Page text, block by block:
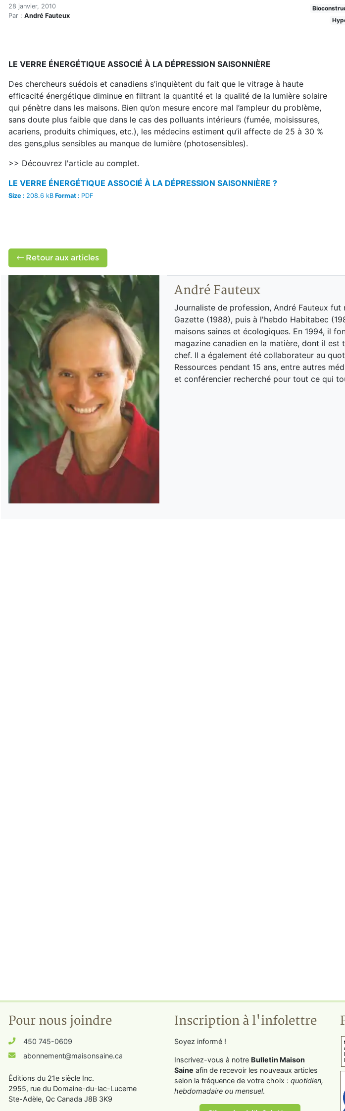
Accueil
Articles
Vitrages et dépression saisonnière
28 janvier, 2010
Par : André Fauteux
LE VERRE ÉNERGÉTIQUE ASSOCIÉ À LA DÉPRESSION SAISONNIÈRE
Des chercheurs suédois et canadiens s’inquiètent du fait que le vitrage à haute
efficacité énergétique diminue en filtrant la quantité et la qualité de la lumière solaire
qui pénètre dans les maisons. Bien qu’on mesure encore mal l’ampleur du problème,
sans doute plus faible que dans le cas des polluants intérieurs (fumée, moisissures,
acariens, produits chimiques, etc.), les médecins estiment qu’il affecte de 25 à 30 %
des gens,plus sensibles au manque de lumière (photosensibles).
>> Découvrez l'article au complet.
LE VERRE ÉNERGÉTIQUE ASSOCIÉ À LA DÉPRESSION SAISONNIÈRE ?
Size : 208.6 kB Format : PDF
Retour aux articles
André Fauteux
Journaliste de profession, André Fauteux
Gazette (1988), puis à l'hebdo Habitabec
maisons saines et écologiques. En 1994, il
magazine canadien en la matière, dont il
chef. Il a également été collaborateur au
Ressources pendant 15 ans, entre autres
et conférencier recherché pour tout ce qui
Pour nous joindre
450 745-0609
abonnement@maisonsaine.ca
Éditions du 21e siècle Inc.
2955, rue du Domaine-du-lac-Lucerne
Ste-Adèle, Qc Canada J8B 3K9
Inscription à l'infolettre
Soyez informé !
Inscrivez-vous à notre Bulletin Maison
Saine afin de recevoir les nouveaux articles
selon la fréquence de votre choix : quotidien,
hebdomadaire ou mensuel.